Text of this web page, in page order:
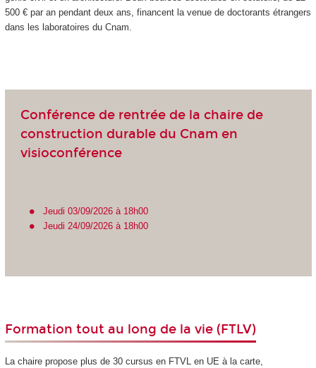
500 € par an pendant deux ans, financent la venue de doctorants étrangers
dans les laboratoires du Cnam.
Conférence de rentrée de la chaire de
construction durable du Cnam en
visioconférence
Jeudi 03/09/2026 à 18h00
Jeudi 24/09/2026 à 18h00
Formation tout au long de la vie (FTLV)
La chaire propose plus de 30 cursus en FTVL en UE à la carte,